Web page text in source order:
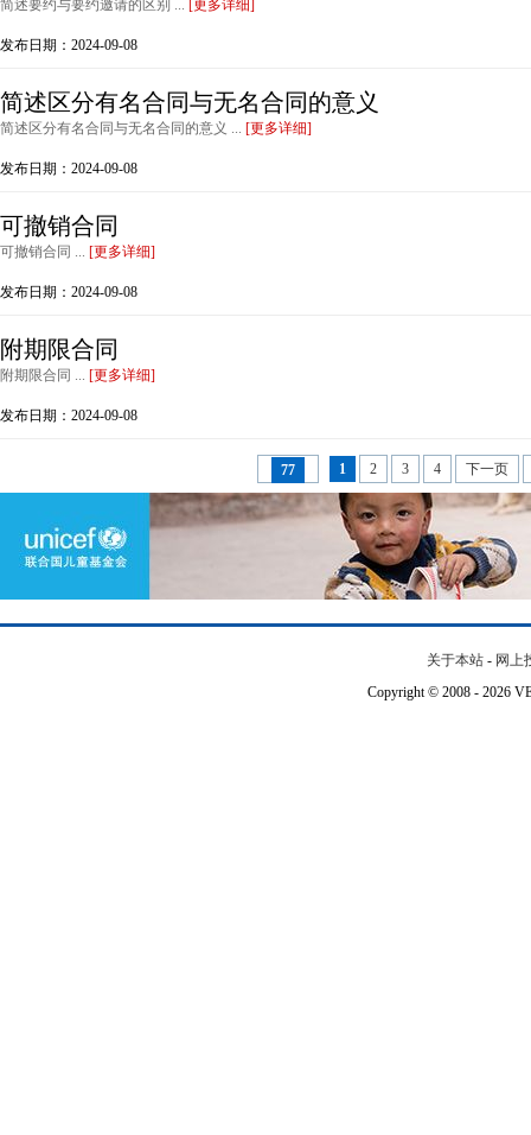
简述要约与要约邀请的区别 ... [更多详细]
发布日期：2024-09-08
简述区分有名合同与无名合同的意义
简述区分有名合同与无名合同的意义 ... [更多详细]
发布日期：2024-09-08
可撤销合同
可撤销合同 ... [更多详细]
发布日期：2024-09-08
附期限合同
附期限合同 ... [更多详细]
发布日期：2024-09-08
77 1 2 3 4 下一页
关于本站 - 网上
Copyright © 2008 - 2026